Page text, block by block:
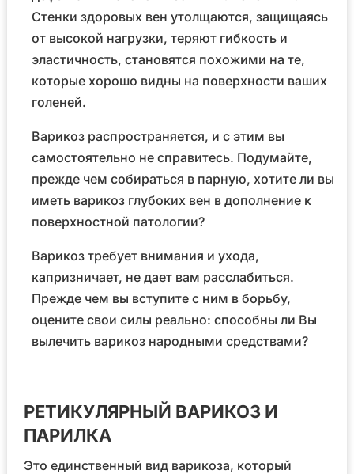
Стенки здоровых вен утолщаются, защищаясь
от высокой нагрузки, теряют гибкость и
эластичность, становятся похожими на те,
которые хорошо видны на поверхности ваших
голеней.
Варикоз распространяется, и с этим вы
самостоятельно не справитесь. Подумайте,
прежде чем собираться в парную, хотите ли вы
иметь варикоз глубоких вен в дополнение к
поверхностной патологии?
Варикоз требует внимания и ухода,
капризничает, не дает вам расслабиться.
Прежде чем вы вступите с ним в борьбу,
оцените свои силы реально: способны ли Вы
вылечить варикоз народными средствами?
РЕТИКУЛЯРНЫЙ ВАРИКОЗ И
ПАРИЛКА
Это единственный вид варикоза, который